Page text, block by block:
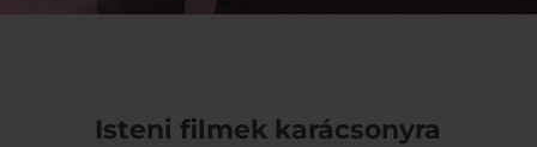
Isteni filmek karácsonyra